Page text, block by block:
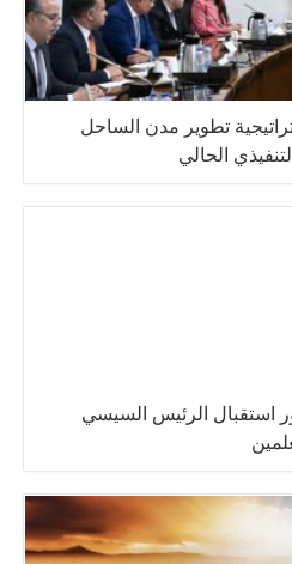
تطوير مدن الساحل
الحالي
استقبال الرئيس السيسي